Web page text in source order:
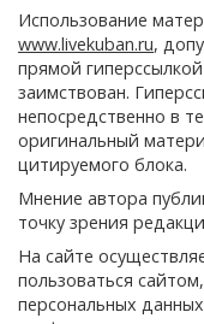
Использование
www.livekuban.ru,
прямой
заимствован.
непосредственно в
оригинальный
цитируемого блока.
Мнение автора
точку зрения
На сайте
пользоваться
персональных